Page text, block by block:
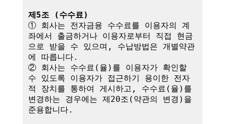
제5조 (수수료)
① 회사는 전자금융 수수료를 이용자의 계
좌에서 출금하거나 이용자로부터 직접 현금
으로 받을 수 있으며, 수납방법은 개별약관
에 따릅니다.
② 회사는 수수료(율)를 이용자가 확인할
수 있도록 이용자가 접근하기 용이한 전자
적 장치를 통하여 게시하고, 수수료(율)를
변경하는 경우에는 제20조(약관의 변경)을
준용합니다.